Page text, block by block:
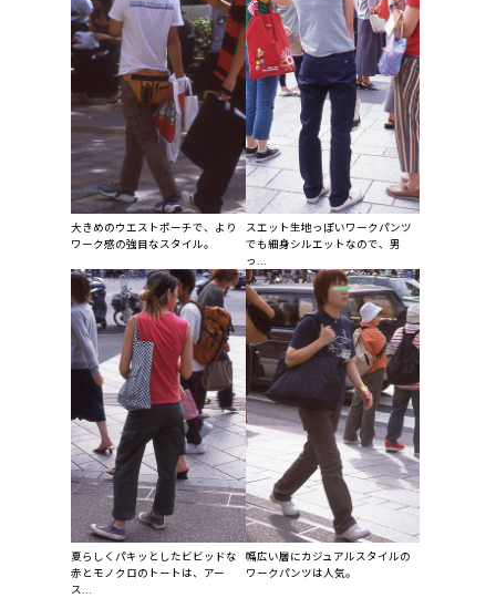
大きめのウエストポーチで、より
ワーク感の強目なスタイル。
スエット生地っぽいワークパンツ
でも細身シルエットなので、男
っ...
夏らしくパキッとしたビビッドな
赤とモノクロのトートは、アー
ス...
幅広い層にカジュアルスタイルの
ワークパンツは人気。